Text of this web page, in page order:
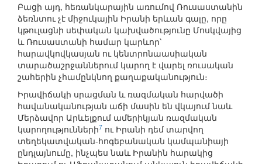
Բացի այդ, հեռանկարային առումով Ռուսաստանին
ձեռնտու չէ միջուկային Իրանի երևան գալը, որը
կթուլացնի սեփական կախվածությունը Մոսկվայից
և Ռուսաստանի համար կարևոր՝
հարավկովկասյան ու կենտրոնաասիական
տարածաշրջաններում կարող է վարել ռուսական
շահերին չհամընկնող քաղաքականություն։
Իրավիճակի սրացման և ռազմական հարվածի
հավանականության աճի մասին են վկայում նաև
Մերձավոր Արևելքում ամերիկյան ռազմական
կարողությունների7 ու Իրանի դեմ տարվող
տեղեկատվական-հոգեբանական կամպանիայի
ընդլայնումը, ինչպես նաև Իրանին հարակից